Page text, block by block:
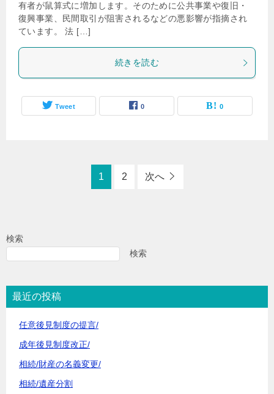
有者が鼠算式に増加します。そのために公共事業や復旧・
復興事業、民間取引が阻害されるなどの悪影響が指摘され
ています。 法 […]
続きを読む
Tweet 0 0
1 2 次へ
検索
検索
最近の投稿
任意後見制度の提言/
成年後見制度改正/
相続/財産の名義変更/
相続/遺産分割